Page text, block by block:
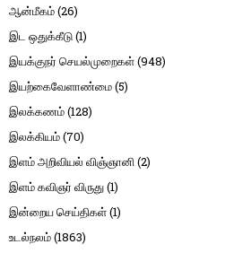
ஆன்மீகம்(26)
இட ஒதுக்கீடு(1)
இயக்குநர் செயல்முறைகள்(948)
இயற்கைவேளாண்மை(5)
இலக்கணம்(128)
இலக்கியம்(70)
இளம் அறிவியல் விஞ்ஞானி(2)
இளம் கவிஞர் விருது(1)
இன்றைய செய்திகள்(1)
உடல்நலம்(1863)